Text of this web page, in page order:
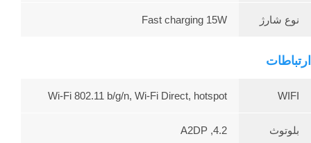
نوع شارژ Fast charging 15W
ارتباطات
WIFI
Wi-Fi 802.11 b/g/n, Wi-Fi Direct, hotspot
بلوتوث 4.2, A2DP